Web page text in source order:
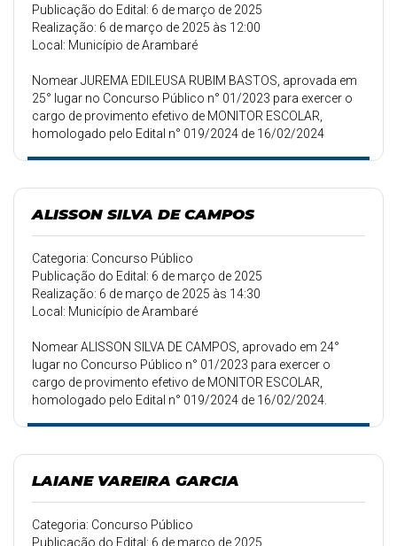
Publicação do Edital: 6 de março de 2025
Realização: 6 de março de 2025 às 12:00
Local: Município de Arambaré
Nomear JUREMA EDILEUSA RUBIM BASTOS, aprovada em
25° lugar no Concurso Público n° 01/2023 para exercer o
cargo de provimento efetivo de MONITOR ESCOLAR,
homologado pelo Edital n° 019/2024 de 16/02/2024
ALISSON SILVA DE CAMPOS
Categoria: Concurso Público
Publicação do Edital: 6 de março de 2025
Realização: 6 de março de 2025 às 14:30
Local: Município de Arambaré
Nomear ALISSON SILVA DE CAMPOS, aprovado em 24°
lugar no Concurso Público n° 01/2023 para exercer o
cargo de provimento efetivo de MONITOR ESCOLAR,
homologado pelo Edital n° 019/2024 de 16/02/2024.
LAIANE VAREIRA GARCIA
Categoria: Concurso Público
Publicação do Edital: 6 de março de 2025